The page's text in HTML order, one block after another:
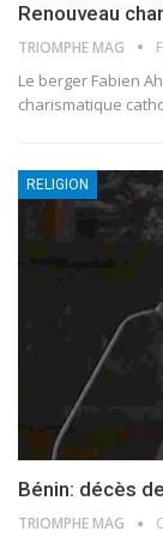
Renouveau
TRIOMPHE MAG
Le berger Fabien
charismatique
RELIGION
Bénin: décès
TRIOMPHE MAG